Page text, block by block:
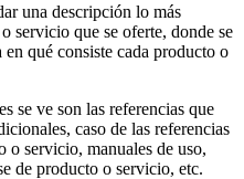
una descripción lo más
servicio que se oferte, donde se
qué consiste cada producto o
se ve son las referencias que
caso de las referencias
o servicio, manuales de uso,
de producto o servicio, etc.